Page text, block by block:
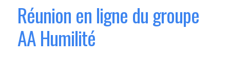
Réunion en ligne du groupe
AA Humilité